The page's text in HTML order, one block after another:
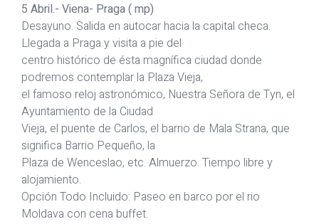
5 Abril.- Viena- Praga ( mp)
Desayuno. Salida en autocar hacia la capital checa.
Llegada a Praga y visita a pie del
centro histórico de ésta magnífica ciudad donde
podremos contemplar la Plaza Vieja,
el famoso reloj astronómico, Nuestra Señora de Tyn, el
Ayuntamiento de la Ciudad
Vieja, el puente de Carlos, el barrio de Mala Strana, que
significa Barrio Pequeño, la
Plaza de Wenceslao, etc. Almuerzo. Tiempo libre y
alojamiento.
Opción Todo Incluido: Paseo en barco por el rio
Moldava con cena buffet.